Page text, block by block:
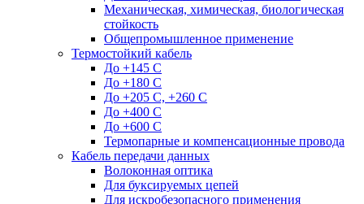
Механическая, химическая, биологическая
стойкость
Общепромышленное применение
Термостойкий кабель
До +145 С
До +180 C
До +205 С, +260 С
До +400 C
До +600 С
Термопарные и компенсационные провода
Кабель передачи данных
Волоконная оптика
Для буксируемых цепей
Для искробезопасного применения